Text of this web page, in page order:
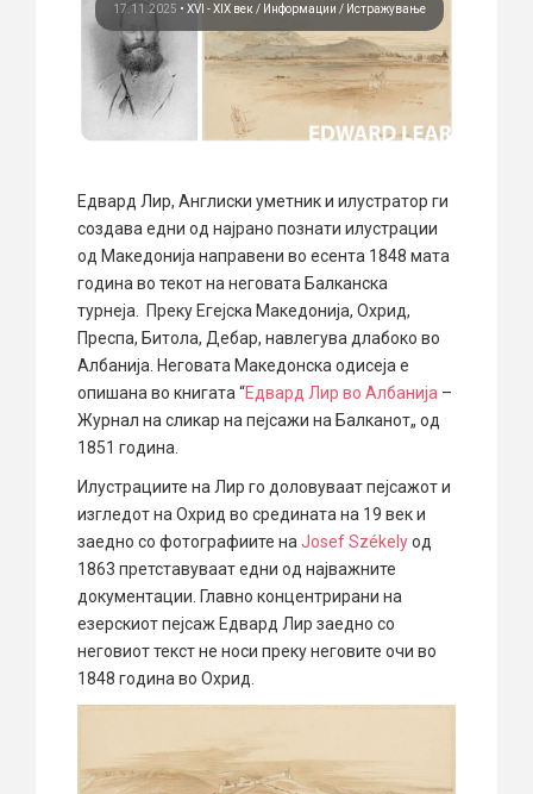
17.11.2025 • XVI - XIX век Информации Истражување
Едвард Лир, Англиски уметник и илустратор ги
создава едни од најрано познати илустрации
од Македонија направени во есента 1848 мата
година во текот на неговата Балканска
турнеја. Преку Егејска Македонија, Охрид,
Преспа, Битола, Дебар, навлегува длабоко во
Албанија. Неговата Македонска одисеја е
опишана во книгата “Едвард Лир во Албанија –
Журнал на сликар на пејсажи на Балканот„ од
1851 година.
Илустрациите на Лир го доловуваат пејсажот и
изгледот на Охрид во средината на 19 век и
заедно со фотографиите на Josef Székelyод
1863 претставуваат едни од најважните
документации. Главно концентрирани на
езерскиот пејсаж Едвард Лир заедно со
неговиот текст не носи преку неговите очи во
1848 година во Охрид.